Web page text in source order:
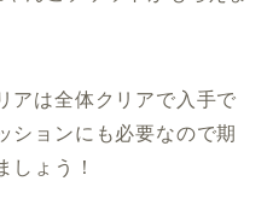
アは全体クリアで入手で
ションにも必要なので期
しょう！